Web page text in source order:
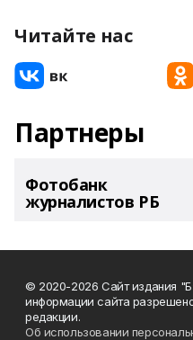
Читайте нас
Партнеры
Фотобанк
журналистов РБ
© 2020-2026 Сайт издания
информации сайта
редакции.
Об использовании